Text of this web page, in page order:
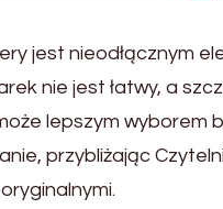
jest nieodłącznym
nie jest łatwy, a
lepszym wyborem
przybliżając